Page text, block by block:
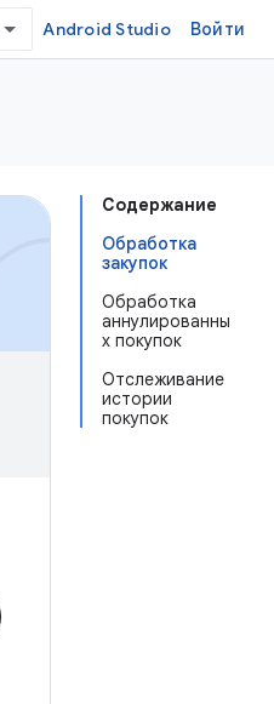
Android Studio Войти
Содержание
Обработка
закупок
Обработка
аннулированны
х покупок
Отслеживание
истории
покупок